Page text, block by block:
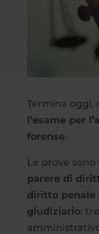
Termina oggi,
l’esame per
forense.
Le prove
parere di
diritto penale
giudiziario: